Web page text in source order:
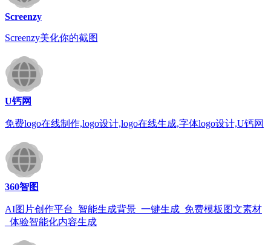
Screenzy
Screenzy美化你的截图
U钙网
免费logo在线制作,logo设计,logo在线生成,字体logo设计,U钙网
360智图
AI图片创作平台_智能生成背景_一键生成_免费模板图文素材
_体验智能化内容生成